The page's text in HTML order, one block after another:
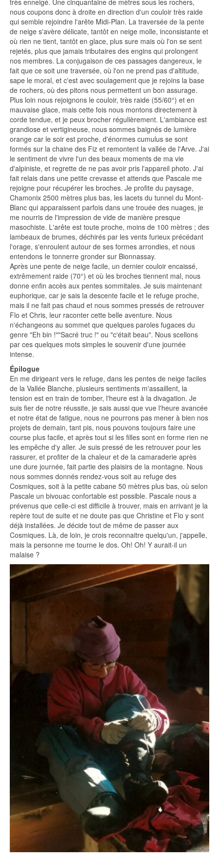
très enneigé. Une cinquantaine de mètres sous les rochers,
nous coupons donc à droite en direction d'un couloir très raide
qui semble rejoindre l'arête Midi-Plan. La traversée de la pente
de neige s'avère délicate, tantôt en neige molle, inconsistante et
où rien ne tient, tantôt en glace, plus sure mais où l'on se sent
rejetés, plus que jamais tributaires des engins qui prolongent
nos membres. La conjugaison de ces passages dangereux, le
fait que ce soit une traversée, où l'on ne prend pas d'altitude,
sape le moral, et c'est avec soulagement que je rejoins la base
de rochers, où des pitons nous permettent un bon assurage.
Plus loin nous rejoignons le couloir, très raide (55/60°) et en
mauvaise glace, mais cette fois nous montons directement à
corde tendue, et je peux brocher régulièrement. L'ambiance est
grandiose et vertigineuse, nous sommes baignés de lumière
orange car le soir est proche, d'énormes cumulus se sont
formés sur la chaine des Fiz et remontent la vallée de l'Arve. J'ai
le sentiment de vivre l'un des beaux moments de ma vie
d'alpiniste, et regrette de ne pas avoir pris l'appareil photo. J'ai
fait relais dans une petite crevasse et attends que Pascale me
rejoigne pour récupérer les broches. Je profite du paysage,
Chamonix 2500 mètres plus bas, les lacets du tunnel du Mont-
Blanc qui apparaissent parfois dans une trouée des nuages, je
me nourris de l'impression de vide de manière presque
masochiste. L'arête est toute proche, moins de 100 mètres ; des
lambeaux de brumes, déchirés par les vents furieux précédant
l'orage, s'enroulent autour de ses formes arrondies, et nous
entendons Ie tonnerre gronder sur Bionnassay.
Après une pente de neige facile, un dernier couloir encaissé,
extrêmement raide (70°) et où les broches tiennent mal, nous
donne enfin accès aux pentes sommitales. Je suis maintenant
euphorique, car je sais la descente facile et Ie refuge proche,
mais il ne fait pas chaud et nous sommes pressés de retrouver
Flo et Chris, leur raconter cette belle aventure. Nous
n'échangeons au sommet que quelques paroles fugaces du
genre "Eh bin !""Sacré truc !" ou "c'était beau". Nous scellons
par ces quelques mots simples le souvenir d'une journée
intense.
Épilogue
En me dirigeant vers le refuge, dans les pentes de neige faciles
de la Vallée Blanche, plusieurs sentiments m'assaillent, la
tension est en train de tomber, l'heure est à la divagation. Je
suis fier de notre réussite, je sais aussi que vue l'heure avancée
et notre état de fatigue, nous ne pourrons pas mener à bien nos
projets de demain, tant pis, nous pouvons toujours faire une
course plus facile, et après tout si les filles sont en forme rien ne
les empêche d'y aller. Je suis pressé de les retrouver pour les
rassurer, et profiter de la chaleur et de la camaraderie après
une dure journée, fait partie des plaisirs de la montagne. Nous
nous sommes donnés rendez-vous soit au refuge des
Cosmiques, soit à la petite cabane 50 mètres plus bas, où selon
Pascale un bivouac confortable est possible. Pascale nous a
prévenus que celle-ci est difficile à trouver, mais en arrivant je la
repère tout de suite et ne doute pas que Christine et Flo y sont
déjà installées. Je décide tout de même de passer aux
Cosmiques. Là, de loin, je crois reconnaitre quelqu'un, j'appelle,
mais la personne me tourne le dos. Oh! Oh! Y aurait-il un
malaise ?